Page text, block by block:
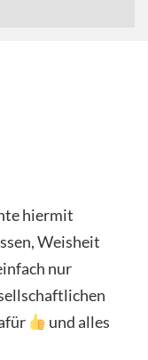
hiermit
Weisheit
nur
und alles